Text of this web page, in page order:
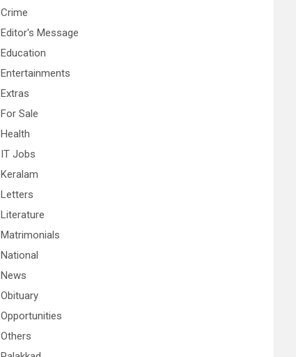
Crime
Editor's Message
Education
Entertainments
Extras
For Sale
Health
IT Jobs
Keralam
Letters
Literature
Matrimonials
National
News
Obituary
Opportunities
Others